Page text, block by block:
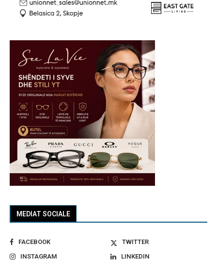
MEDIAT SOCIALE
FACEBOOK
TWITTER
INSTAGRAM
LINKEDIN